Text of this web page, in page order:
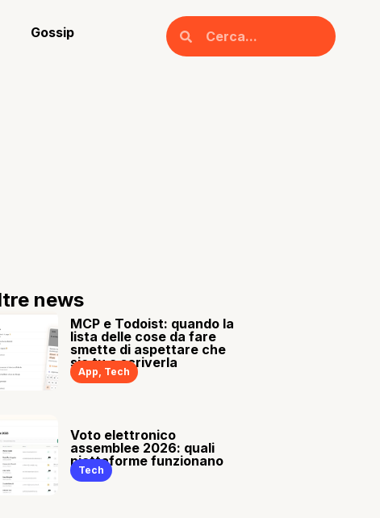
Gossip
news
MCP e Todoist: quando la
lista delle cose da fare
smette di aspettare che
sia tu a scriverla
App, Tech
Voto elettronico
assemblee 2026: quali
piattaforme funzionano
Tech